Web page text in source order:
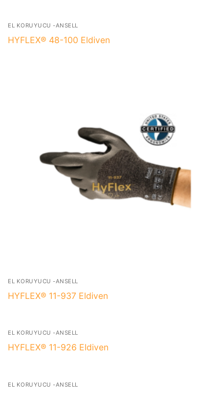
EL KORUYUCU -ANSELL
HYFLEX® 48-100 Eldiven
EL KORUYUCU -ANSELL
HYFLEX® 11-937 Eldiven
EL KORUYUCU -ANSELL
HYFLEX® 11-926 Eldiven
EL KORUYUCU -ANSELL